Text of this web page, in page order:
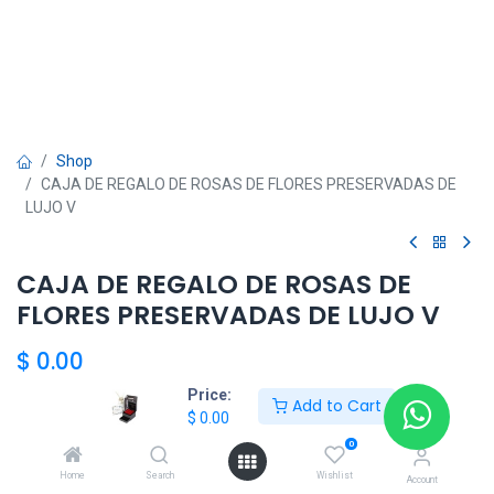
Price:
$ 0.00
Add to Cart
Home Search
0
Wishlist Account
Shop
CAJA DE REGALO DE ROSAS DE FLORES PRESERVADAS DE
LUJO V
CAJA DE REGALO DE ROSAS DE
FLORES PRESERVADAS DE LUJO V
$ 0.00
Add to Cart
Agregar a la lista de deseos